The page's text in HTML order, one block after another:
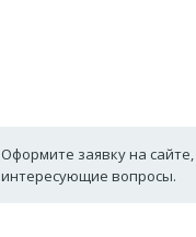
Оформите заявку на
интересующие вопросы.